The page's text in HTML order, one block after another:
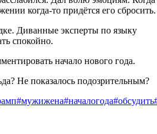
когда-то придётся его сбросить.
Диванные эксперты по языку
спокойно.
начало нового года.
Не показалось подозрительным?
#мужижена#началогода#обсудить